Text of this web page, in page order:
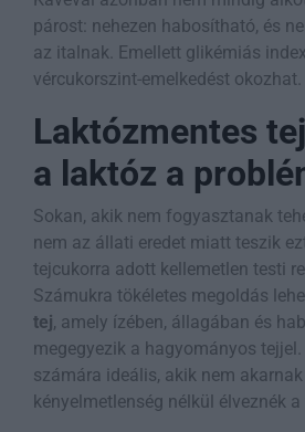
párost: nehezen habosítható, és
az italnak. Emellett glikémiás
vércukorszint-emelkedést okozhat.
Laktózmentes
a laktóz a
Sokan, akik nem fogyasztanak
nem az állati eredet miatt teszik
tejcukorra adott kellemetlen testi
Számukra tökéletes megoldás
tej, amely ízében, állagában és
megegyezik a hagyományos
számára ideális, akik nem
kényelmetlenség nélkül élveznék